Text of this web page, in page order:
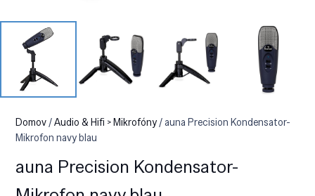
Domov/Audio & Hifi > Mikrofóny/ auna Precision Kondensator-
Mikrofon navy blau
auna Precision Kondensator-